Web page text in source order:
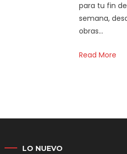
para tu fin de
semana,
obras…
Read More
LO NUEVO